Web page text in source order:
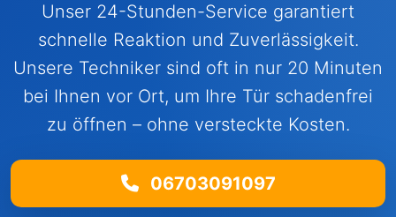
Unser 24-Stunden-Service garantiert
schnelle Reaktion und Zuverlässigkeit.
Unsere Techniker sind oft in nur 20 Minuten
bei Ihnen vor Ort, um Ihre Tür schadenfrei
zu öffnen – ohne versteckte Kosten.
06703091097